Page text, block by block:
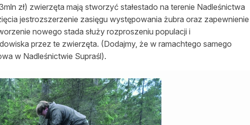
zł) zwierzęta mają stworzyć stałestado na terenie Nadleśnictwa
jestrozszerzenie zasięgu występowania żubra oraz zapewnienie
nowego stada służy rozproszeniu populacji i
przez te zwierzęta. (Dodajmy, że w ramachtego samego
w Nadleśnictwie Supraśl).